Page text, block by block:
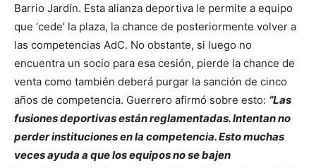
Barrio Jardín. Esta alianza deportiva le permite a equipo
que ‘cede’ la plaza, la chance de posteriormente volver a
las competencias AdC. No obstante, si luego no
encuentra un socio para esa cesión, pierde la chance de
venta como también deberá purgar la sanción de cinco
años de competencia. Guerrero afirmó sobre esto: “Las
fusiones deportivas están reglamentadas. Intentan no
perder instituciones en la competencia. Esto muchas
veces ayuda a que los equipos no se bajen